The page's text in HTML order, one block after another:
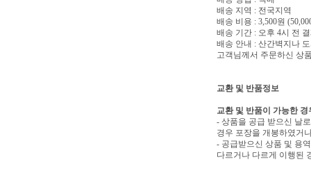
배송 지역 : 전국지역
배송 비용 : 3,500원
배송 기간 : 오후 4시 전
배송 안내 : 산간벽지나
고객님께서 주문하신 상
교환 및 반품정보
교환 및 반품이 가능한 경
- 상품을 공급 받으신 날
경우 포장을 개봉하였거
- 공급받으신 상품 및 용
다르거나 다르게 이행된